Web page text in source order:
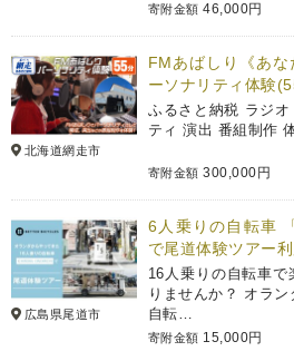
寄附金額 46,000円
北海道網走市
FMあばしり《あ
ーソナリティ体験
ふるさと納税 ラジ
ティ 演出 番組制作
寄附金額 300,000円
広島県尾道市
6人乗りの自転車
で尾道体験ツアー
16人乗りの自転車で
りませんか？ オラ
自転…
寄附金額 15,000円